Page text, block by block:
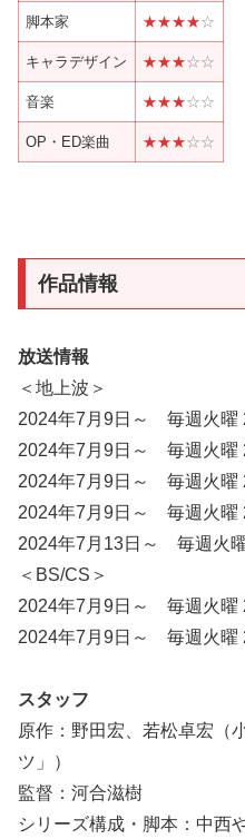
脚本家 ★★★★☆
キャラデザイン ★★★☆☆
音楽 ★★★☆☆
OP・ED楽曲 ★★★☆☆
作品情報
放送情報
＜地上波＞
2024年7月9日～ 毎週火
2024年7月9日～ 毎週火
2024年7月9日～ 毎週火
2024年7月9日～ 毎週火
2024年7月13日～ 毎週火
＜BS/CS＞
2024年7月9日～ 毎週火
2024年7月9日～ 毎週火
スタッフ
原作：野田宏、若松卓宏（
ツ」）
監督：河合滋樹
シリーズ構成・脚本：中西